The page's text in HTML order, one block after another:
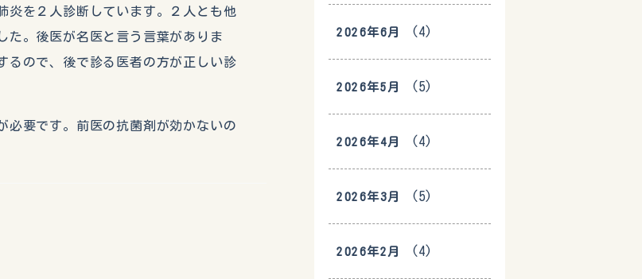
炎を２人診断しています。２人とも他
た。後医が名医と言う言葉がありま
るので、後で診る医者の方が正しい診
必要です。前医の抗菌剤が効かないの
2026年6月 (4)
2026年5月 (5)
2026年4月 (4)
2026年3月 (5)
2026年2月 (4)